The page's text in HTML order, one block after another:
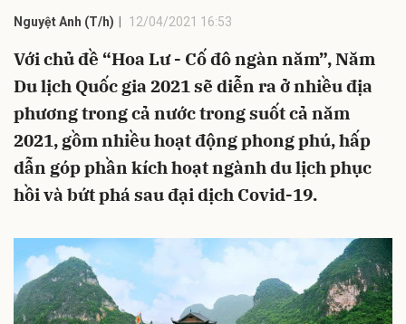
Nguyệt Anh (T/h) 12/04/2021 16:53
Với chủ đề “Hoa Lư - Cố đô ngàn năm”, Năm
Du lịch Quốc gia 2021 sẽ diễn ra ở nhiều địa
phương trong cả nước trong suốt cả năm
2021, gồm nhiều hoạt động phong phú, hấp
dẫn góp phần kích hoạt ngành du lịch phục
hồi và bứt phá sau đại dịch Covid-19.
Hủy Gửi